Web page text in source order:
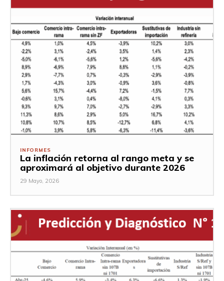
INFORMES
La inflación retorna al rango meta y se
aproximará al objetivo durante 2026
29 Mayo, 2026